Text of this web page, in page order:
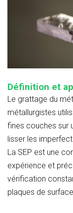
Définition et
Le grattage du
métallurgistes
fines couches sur
lisser les
La SEP est une
expérience et
vérification
plaques de